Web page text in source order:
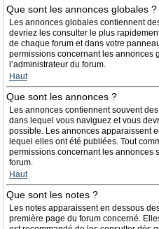
Que sont les annonces globales ?
Les annonces globales contiennent
devriez les consulter le plus
de chaque forum et dans votre
permissions concernant les annonces
l’administrateur du forum.
Haut
Que sont les annonces ?
Les annonces contiennent souvent
dans lequel vous naviguez et vous
possible. Les annonces apparaissent
lequel elles ont été publiées. Tout
permissions concernant les annonces
forum.
Haut
Que sont les notes ?
Les notes apparaissent en dessous
première page du forum concerné.